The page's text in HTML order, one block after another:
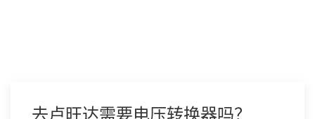
去卢旺达需要电压转换器吗？